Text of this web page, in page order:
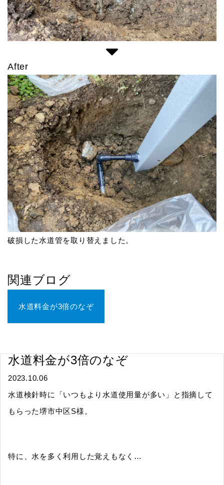
After
破損した水道管を取り替えました。
関連ブログ
水道料金が3倍のなぞ
水道料金が3倍のなぞ
2023.10.06
水道検針時に「いつもより水道使用量が多い」と指摘して
もらった堺市中区S様。
特に、水を多く利用した覚えもなく…